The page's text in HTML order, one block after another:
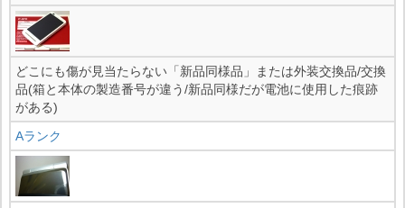
どこにも傷が見当たらない「新品同様品」または外装交換品/交換
品(箱と本体の製造番号が違う/新品同様だが電池に使用した痕跡
がある)
Aランク